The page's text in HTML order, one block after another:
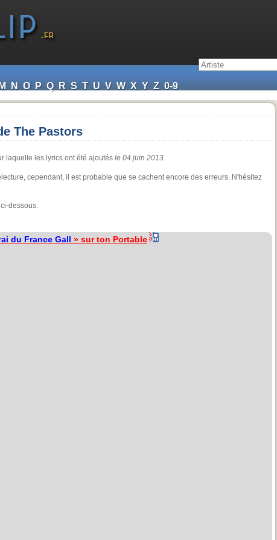
M N O P Q R S T U V W X Y Z 0-9
The Pastors
laquelle les lyrics ont été ajoutés le 04 juin 2013.
cependant, il est probable que se cachent encore des erreurs. N'hésitez
dessous.
du France Gall » sur ton Portable